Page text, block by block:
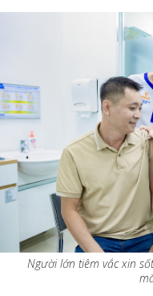
Người lớn tiêm vắc xin